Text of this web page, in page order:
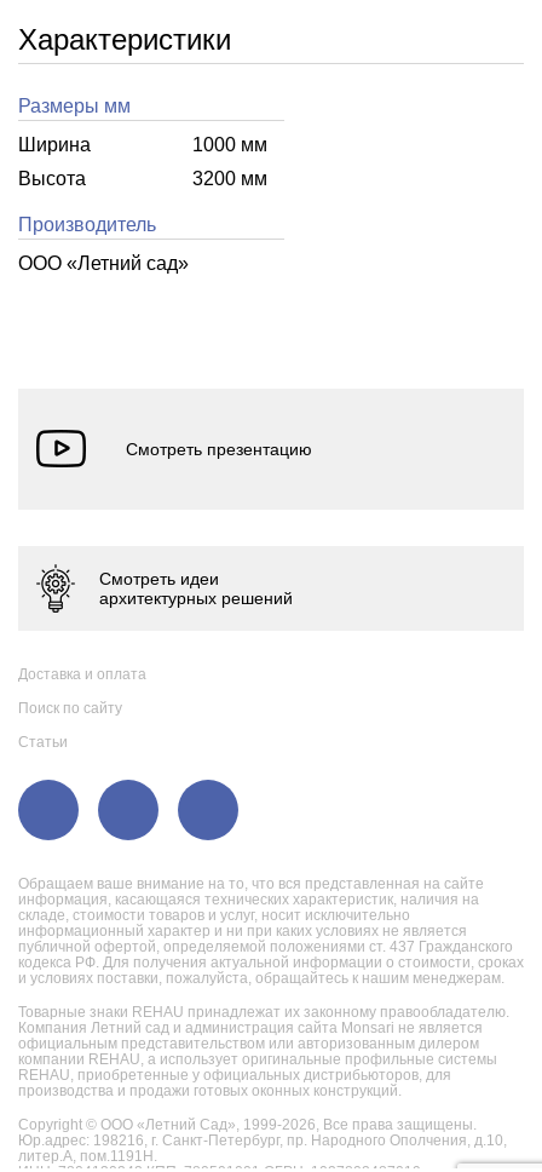
Характеристики
Размеры мм
Ширина
1000 мм
Высота
3200 мм
Производитель
ООО «Летний cад»
Обращаем ваше внимание на то, что вся представленная на сайте
информация, касающаяся технических характеристик, наличия на
складе, стоимости товаров и услуг, носит исключительно
информационный характер и ни при каких условиях не является
публичной офертой, определяемой положениями ст. 437 Гражданского
кодекса РФ. Для получения актуальной информации о стоимости, сроках
и условиях поставки, пожалуйста, обращайтесь к нашим менеджерам.
Товарные знаки REHAU принадлежат их законному правообладателю.
Компания Летний сад и администрация сайта Monsari не является
официальным представительством или авторизованным дилером
компании REHAU, а использует оригинальные профильные системы
REHAU, приобретенные у официальных дистрибьюторов, для
производства и продажи готовых оконных конструкций.
Copyright © ООО «Летний Сад», 1999-2026, Все права защищены.
Юр.адрес: 198216, г. Санкт-Петербург, пр. Народного Ополчения, д.10,
литер.А, пом.1191Н.
Доставка и оплата
Поиск по сайту
Статьи